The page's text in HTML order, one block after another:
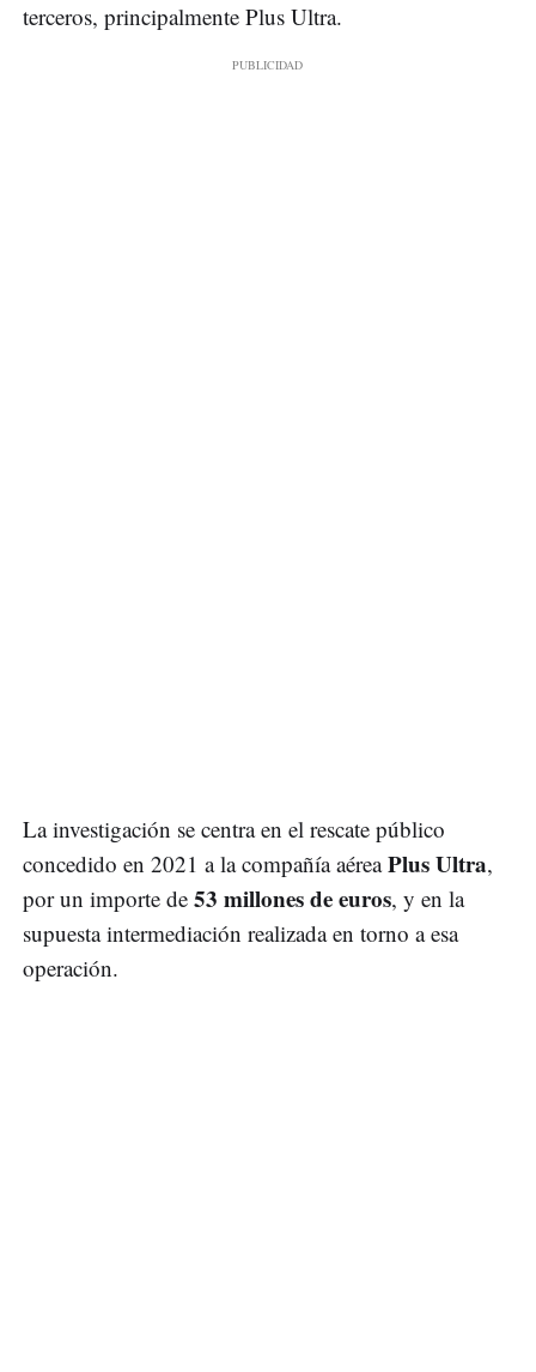
terceros, principalmente Plus Ultra.
La investigación se centra en el rescate público
concedido en 2021 a la compañía aéreaPlus Ultra,
por un importe de 53 millones de euros, y en la
supuesta intermediación realizada en torno a esa
operación.